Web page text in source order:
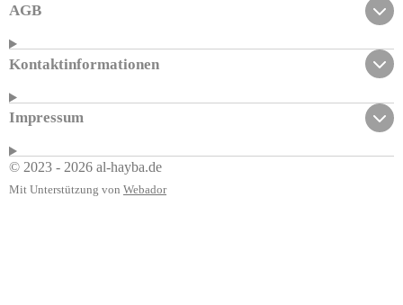
AGB
Kontaktinformationen
Impressum
© 2023 - 2026 al-hayba.de
Mit Unterstützung von Webador